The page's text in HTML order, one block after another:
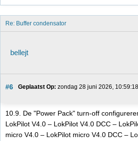
Re: Buffer condensator
bellejt
#6 Geplaatst Op: zondag 28 juni 2026, 10:59:18
10.9. De "Power Pack" turn-off
LokPilot V4.0 – LokPilot V4.0 DCC –
micro V4.0 – LokPilot micro V4.0 DCC –